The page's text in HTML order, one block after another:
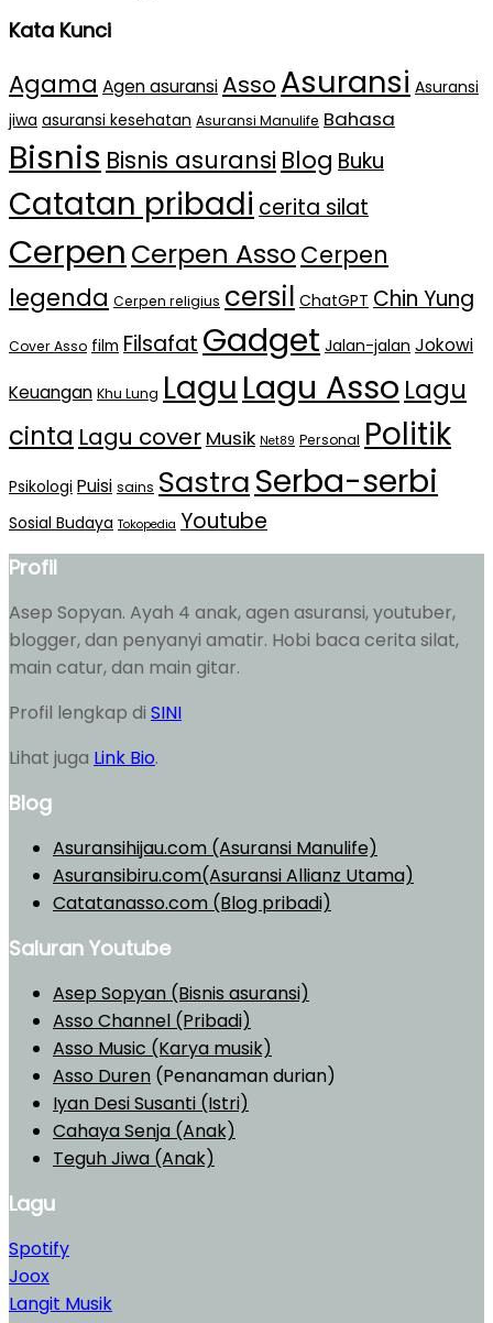
Kata Kunci
Agama Agen asuransiAsso Asuransi Asuransi
jiwa asuransi kesehatan Asuransi Manulife Bahasa
Bisnis Bisnis asuransi Blog Buku
Catatan pribadi cerita silat
Cerpen Cerpen AssoCerpen
legenda Cerpen religius cersil ChatGPT Chin Yung
Cover Asso film Filsafat Gadget Jalan-jalan Jokowi
Keuangan Khu Lung Lagu Lagu Asso Lagu
cinta Lagu cover Musik Net89 Personal Politik
Psikologi Puisi sains SastraSerba-serbi
Sosial Budaya Tokopedia Youtube
Profil
Asep Sopyan. Ayah 4 anak, agen asuransi, youtuber,
blogger, dan penyanyi amatir. Hobi baca cerita silat,
main catur, dan main gitar.
Profil lengkap di SINI
Lihat juga Link Bio.
Blog
Asuransihijau.com (Asuransi Manulife)
Asuransibiru.com(Asuransi Allianz Utama)
Catatanasso.com (Blog pribadi)
Saluran Youtube
Asep Sopyan (Bisnis asuransi)
Asso Channel (Pribadi)
Asso Music (Karya musik)
Asso Duren (Penanaman durian)
Iyan Desi Susanti (Istri)
Cahaya Senja (Anak)
Teguh Jiwa (Anak)
Lagu
Spotify
Joox
Langit Musik